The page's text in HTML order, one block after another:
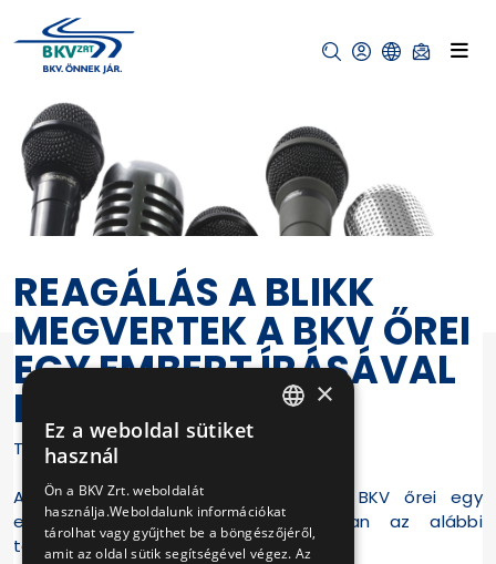
REAGÁLÁS A BLIKK
MEGVERTEK A BKV ŐREI
EGY EMBERT ÍRÁSÁVAL
KAPCSOLATBAN
Tisztelt Vajta Zoltán!
A blikkben megjelent "Megvertek a BKV őrei egy
embert" című írásával kapcsolatban az alábbi
tájékoztatást adjuk:
×
Ez a weboldal sütiket
használ
Ön a BKV Zrt. weboldalát
használja.Weboldalunk információkat
tárolhat vagy gyűjthet be a böngészőjéről,
amit az oldal sütik segítségével végez. Az